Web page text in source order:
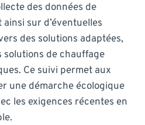
des données de
sur d’éventuelles
des solutions adaptées,
solutions de chauffage
Ce suivi permet aux
une démarche écologique
les exigences récentes en